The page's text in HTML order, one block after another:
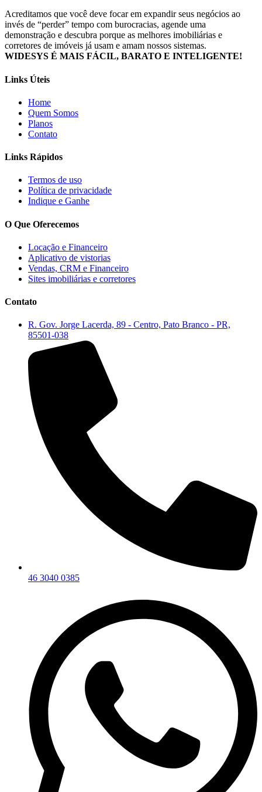
Acreditamos que você deve focar em expandir seus negócios ao
invés de “perder” tempo com burocracias, agende uma
demonstração e descubra porque as melhores imobiliárias e
corretores de imóveis já usam e amam nossos sistemas.
WIDESYS É MAIS FÁCIL, BARATO E INTELIGENTE!
Links Úteis
Home
Quem Somos
Planos
Contato
Links Rápidos
Termos de uso
Política de privacidade
Indique e Ganhe
O Que Oferecemos
Locação e Financeiro
Aplicativo de vistorias
Vendas, CRM e Financeiro
Sites imobiliárias e corretores
Contato
R. Gov. Jorge Lacerda, 89 - Centro, Pato Branco - PR,
85501-038
46 3040 0385